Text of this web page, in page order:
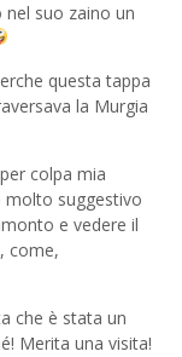
nel suo zaino un
questa tappa
la Murgia
colpa mia
molto suggestivo
e vedere il
come,
che è stata un
Merita una visita!